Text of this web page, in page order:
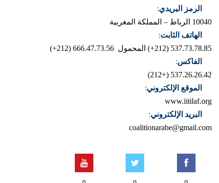
الرمز البريدي:
10040 الرباط – المملكة المغربية
الهاتف الثابت:
537.73.78.85 (212+)
المحمول 666.47.73.56 (212+)
الفاكس:
537.26.26.42 (+212)
الموقع الإلكتروني:
www.iitilaf.org
البريد الإلكتروني:
coalitionarabe@gmail.com